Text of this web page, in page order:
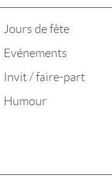
Jours de fête
Evénements
Invit / faire-part
Humour